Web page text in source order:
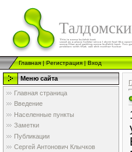
Главная|Регистрация|Вход
Меню сайта
Главная страница
Введение
Населенные пункты
Заметки
Публикации
Сергей Антонович Клычков